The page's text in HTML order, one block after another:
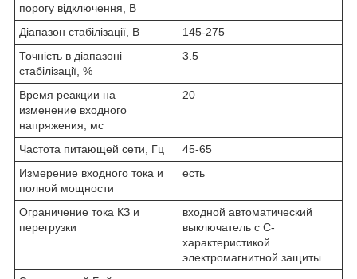
порогу відключення, В
Діапазон стабілізації, В
145-275
Точність в діапазоні
стабілізації, %
3.5
Время реакции на
изменение входного
напряжения, мс
20
Частота питающей сети, Гц
45-65
Измерение входного тока и
полной мощности
есть
Ограничение тока КЗ и
перегрузки
входной автоматический
выключатель с С-
характеристикой
электромагнитной защиты